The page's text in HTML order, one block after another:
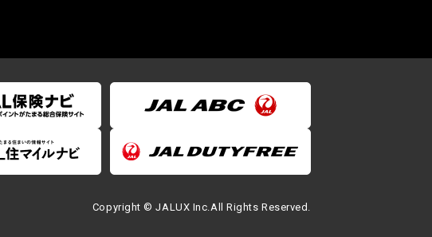
Copyright © JALUX Inc.All Rights Reserved.